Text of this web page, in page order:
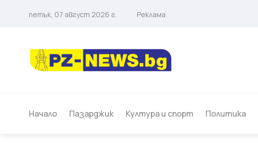
петък, 07 август 2026 г. Реклама
Начало Пазарджик Култура и спорт Политика